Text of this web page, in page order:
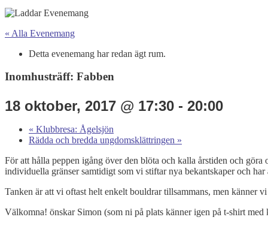
« Alla Evenemang
Detta evenemang har redan ägt rum.
Inomhusträff: Fabben
18 oktober, 2017 @ 17:30 - 20:00
« Klubbresa: Ågelsjön
Rädda och bredda ungdomsklättringen »
För att hålla peppen igång över den blöta och kalla årstiden och
individuella gränser samtidigt som vi stiftar nya bekantskaper och
Tanken är att vi oftast helt enkelt bouldrar tillsammans, men känner
Välkomna! önskar Simon (som ni på plats känner igen på t-shirt med